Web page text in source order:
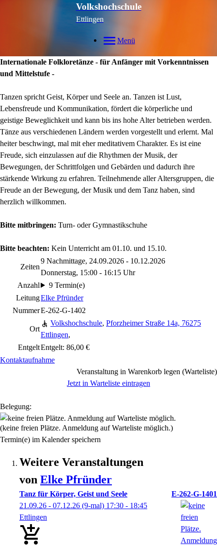
Volkshochschule
Ettlingen
Menü
Internationale Folkloretänze - für Anfänger mit Vorkenntnissen
und Mittelstufe -
Tanzen spricht Geist, Körper und Seele an. Tanzen ist Lust,
Lebensfreude und Kommunikation, fördert die körperliche und
geistige Beweglichkeit und kann bis ins hohe Alter betrieben werden.
Tänze aus verschiedenen Ländern werden vorgestellt und erlernt. Mal
heiter beschwingt, mal mit eher meditativem Charakter. Es ist eine
Freude, sich einzulassen auf die Rhythmen der Musik, der
Bewegungen, der Schrittfolgen und Gebärden und dadurch ihre
stärkende Wirkung zu erfahren. Teilnehmende aller Altersgruppen, die
Freude an der Bewegung, der Musik und dem Tanz haben, sind
herzlich willkommen.
Bitte mitbringen: Turn- oder Gymnastikschuhe
Bitte beachten: Kein Unterricht am 01.10. und 15.10.
Zeiten
9 Nachmittage, 24.09.2026 - 10.12.2026
Donnerstag, 15:00 - 16:15 Uhr
Anzahl
9 Termin(e)
LeitungElke Pfründer
NummerE-262-G-1402
Ort
Volkshochschule, Pforzheimer Straße 14a, 76275
Ettlingen,
EntgeltEntgelt: 86,00 €
Kontaktaufnahme
Veranstaltung in Warenkorb legen (Warteliste)
Jetzt in Warteliste eintragen
Belegung:
(keine freien Plätze. Anmeldung auf Warteliste möglich.)
Termin(e) im Kalender speichern
Weitere Veranstaltungen
von Elke Pfründer
Tanz für Körper, Geist und Seele
E-262-G-1401
21.09.26 - 07.12.26 (9-mal) 17:30 - 18:45
Ettlingen